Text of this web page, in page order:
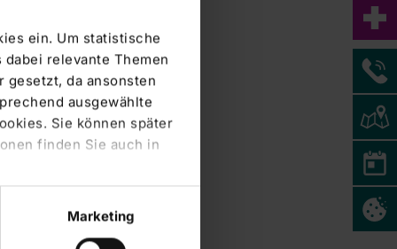
ein. Um statistische
relevante Themen
gesetzt, da ansonsten
ausgewählte
Sie können später
finden Sie auch in
Marketing